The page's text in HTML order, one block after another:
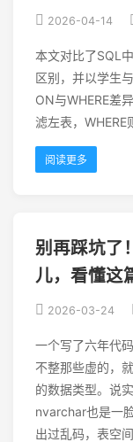
2026-04-14
本文对比了SQL
区别，并以学生
ON与WHERE差
滤左表，WHERE
阅读更多
别再踩坑了
儿，看懂这
2026-03-24
一个写了六年代
不整那些虚的，
的数据类型。说
nvarchar也是一
出过乱码，表空